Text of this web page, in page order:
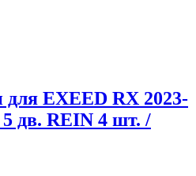
EXEED RX 2023-
дв. REIN 4 шт. /